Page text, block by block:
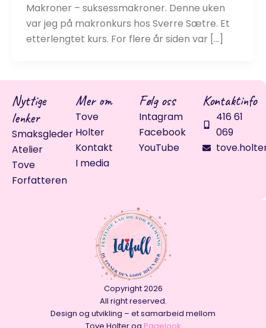
Makroner – suksessmakroner. Denne uken
var jeg på makronkurs hos Sverre Sætre. Et
etterlengtet kurs. For flere år siden var […]
Copyright 2026
All right reserved.
Design og utvikling – et samarbeid mellom
Nyttige
lenker
Smaksgleder
Atelier
Tove
Forfatteren
Mer om
Tove
Holter
Kontakt
I media
Følg oss
Intagram
Facebook
YouTube
Kontaktinfo
416 61
069